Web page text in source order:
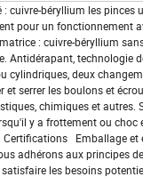
cuivre-béryllium les
pour un fonctionnement
: cuivre-béryllium
technologie
deux
serrer les boulons et
chimiques et
y a frottement ou
Emballage
adhérons aux principes
les besoins